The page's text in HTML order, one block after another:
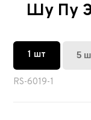
Шу Пу
1 шт 5
RS-6019-1